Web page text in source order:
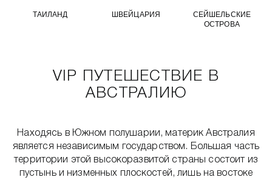
ТАИЛАНД ШВЕЙЦАРИЯ
СЕЙШЕЛЬСКИЕ
ОСТРОВА
VIP ПУТЕШЕСТВИЕ В
АВСТРАЛИЮ
Находясь в Южном полушарии, материк Австралия
является независимым государством. Большая часть
территории этой высокоразвитой страны состоит из
пустынь и низменных плоскостей, лишь на востоке